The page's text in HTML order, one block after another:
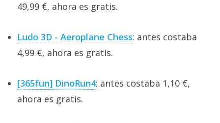
49,99 €, ahora es gratis.
Ludo 3D - Aeroplane Chess: antes costaba
4,99 €, ahora es gratis.
[365fun] DinoRun4: antes costaba 1,10 €,
ahora es gratis.